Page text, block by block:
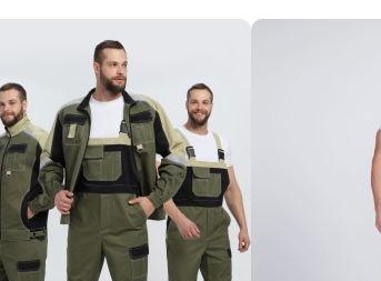
Средства защиты от падения с высоты
Средства защиты органа слуха
Средства защиты диэлектрические
Безопасность рабочего места
Средства защиты головы
Защита коленей